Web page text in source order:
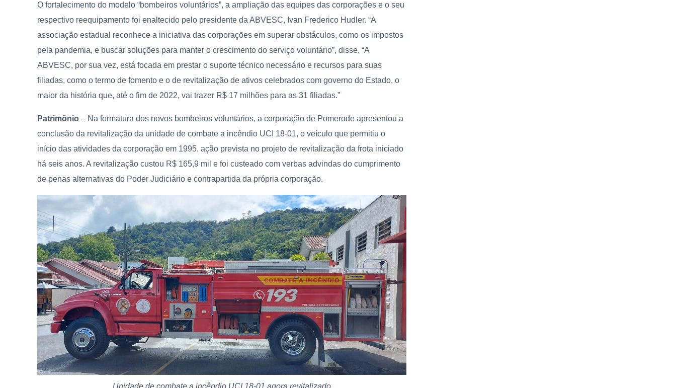
O fortalecimento do modelo “bombeiros voluntários”, a ampliação das equipes das corporações e o seu
respectivo reequipamento foi enaltecido pelo presidente da ABVESC, Ivan Frederico Hudler. “A
associação estadual reconhece a iniciativa das corporações em superar obstáculos, como os impostos
pela pandemia, e buscar soluções para manter o crescimento do serviço voluntário”, disse. “A
ABVESC, por sua vez, está focada em prestar o suporte técnico necessário e recursos para suas
filiadas, como o termo de fomento e o de revitalização de ativos celebrados com governo do Estado, o
maior da história que, até o fim de 2022, vai trazer R$ 17 milhões para as 31 filiadas.”
Patrimônio – Na formatura dos novos bombeiros voluntários, a corporação de Pomerode apresentou a
conclusão da revitalização da unidade de combate a incêndio UCI 18-01, o veículo que permitiu o
início das atividades da corporação em 1995, ação prevista no projeto de revitalização da frota iniciado
há seis anos. A revitalização custou R$ 165,9 mil e foi custeado com verbas advindas do cumprimento
de penas alternativas do Poder Judiciário e contrapartida da própria corporação.
Unidade de combate a incêndio UCI 18-01 agora revitalizado